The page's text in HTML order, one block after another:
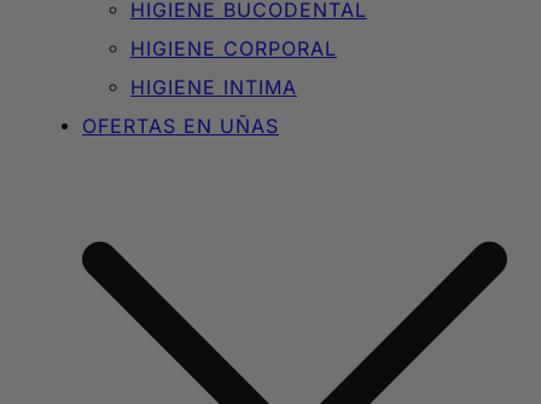
HIGIENE BUCODENTAL
HIGIENE CORPORAL
HIGIENE INTIMA
OFERTAS EN UÑAS